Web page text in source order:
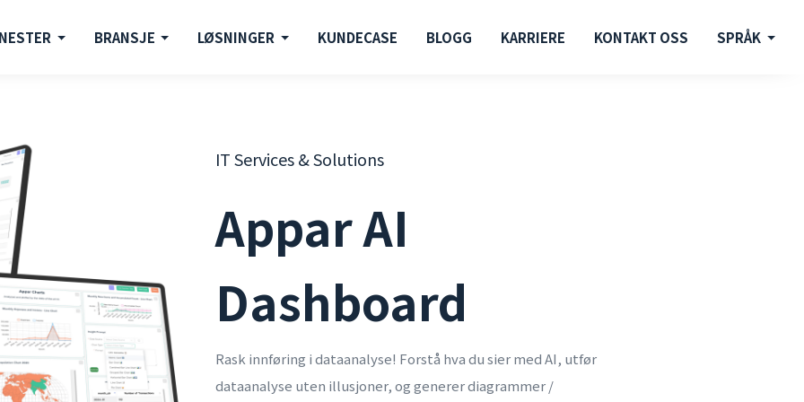
BRANSJE LØSNINGER KUNDECASE BLOGG KARRIERE KONTAKT OSS SPRÅK
IT Services & Solutions
Appar AI
Dashboard
Rask innføring i dataanalyse! Forstå hva du sier med AI, utfør
dataanalyse uten illusjoner, og generer diagrammer /